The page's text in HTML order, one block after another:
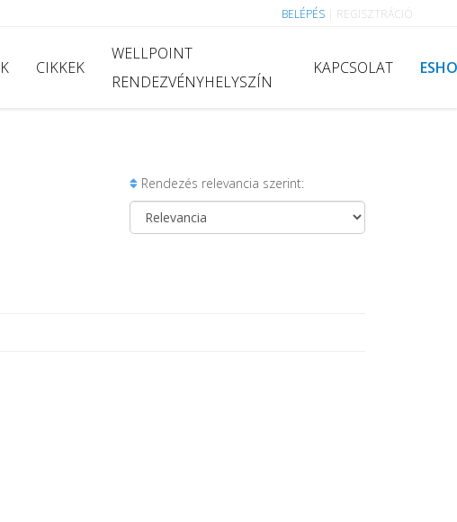
BELÉPÉS REGISZTRÁCIÓ
CIKKEK
WELLPOINT
RENDEZVÉNYHELYSZÍN
KAPCSOLAT
Rendezés relevancia szerint: